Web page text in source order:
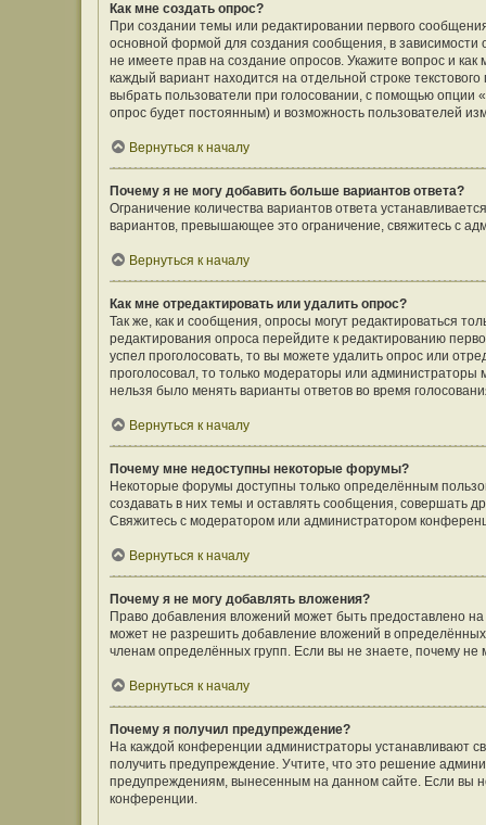
Как мне создать опрос?
При создании темы или редактировании первого
основной формой для создания сообщения, в зависимости
не имеете прав на создание опросов. Укажите вопрос и
каждый вариант находится на отдельной строке
выбрать пользователи при голосовании, с помощью опции
опрос будет постоянным) и возможность пользователей
Вернуться к началу
Почему я не могу добавить больше вариантов ответа?
Ограничение количества вариантов ответа
вариантов, превышающее это ограничение, свяжитесь с
Вернуться к началу
Как мне отредактировать или удалить опрос?
Так же, как и сообщения, опросы могут редактироваться
редактирования опроса перейдите к редактированию
успел проголосовать, то вы можете удалить опрос или
проголосовал, то только модераторы или администраторы
нельзя было менять варианты ответов во время
Вернуться к началу
Почему мне недоступны некоторые форумы?
Некоторые форумы доступны только определённым
создавать в них темы и оставлять сообщения, совершать
Свяжитесь с модератором или администратором
Вернуться к началу
Почему я не могу добавлять вложения?
Право добавления вложений может быть предоставлено
может не разрешить добавление вложений в
членам определённых групп. Если вы не знаете, почему
Вернуться к началу
Почему я получил предупреждение?
На каждой конференции администраторы устанавливают
получить предупреждение. Учтите, что это решение
предупреждениям, вынесенным на данном сайте. Если вы
конференции.